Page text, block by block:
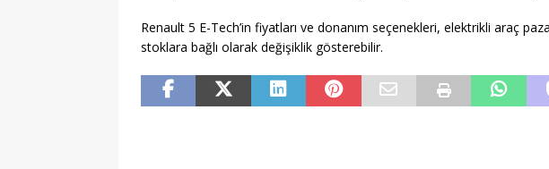
Renault 5 E-Tech’in fiyatları ve donanım seçenekleri, elektrikli araç
stoklara bağlı olarak değişiklik gösterebilir.